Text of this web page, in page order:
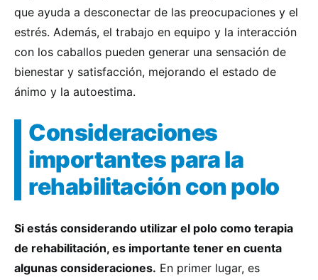
que ayuda a desconectar de las preocupaciones y el
estrés. Además, el trabajo en equipo y la interacción
con los caballos pueden generar una sensación de
bienestar y satisfacción, mejorando el estado de
ánimo y la autoestima.
Consideraciones
importantes para la
rehabilitación con polo
Si estás considerando utilizar el polo como terapia
de rehabilitación, es importante tener en cuenta
algunas consideraciones. En primer lugar, es